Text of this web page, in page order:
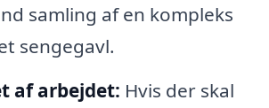
samling af en kompleks
sengegavl.
af arbejdet: Hvis der skal